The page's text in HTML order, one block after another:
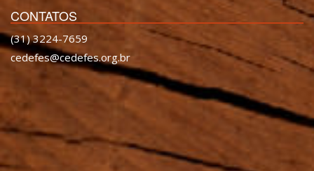
CONTATOS
(31) 3224-7659
cedefes@cedefes.org.br